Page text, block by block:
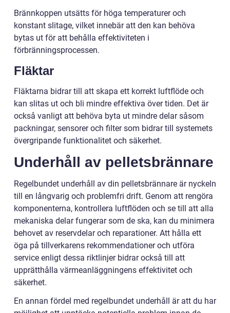
Brännkoppen utsätts för höga temperaturer och
konstant slitage, vilket innebär att den kan behöva
bytas ut för att behålla effektiviteten i
förbränningsprocessen.
Fläktar
Fläktarna bidrar till att skapa ett korrekt luftflöde och
kan slitas ut och bli mindre effektiva över tiden. Det är
också vanligt att behöva byta ut mindre delar såsom
packningar, sensorer och filter som bidrar till systemets
övergripande funktionalitet och säkerhet.
Underhåll av pelletsbrännare
Regelbundet underhåll av din pelletsbrännare är nyckeln
till en långvarig och problemfri drift. Genom att rengöra
komponenterna, kontrollera luftflöden och se till att alla
mekaniska delar fungerar som de ska, kan du minimera
behovet av reservdelar och reparationer. Att hålla ett
öga på tillverkarens rekommendationer och utföra
service enligt dessa riktlinjer bidrar också till att
upprätthålla värmeanläggningens effektivitet och
säkerhet.
En annan fördel med regelbundet underhåll är att du har